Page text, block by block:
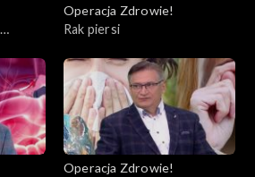
Operacja Zdrowie!
Rak piersi
Operacja Zdrowie!